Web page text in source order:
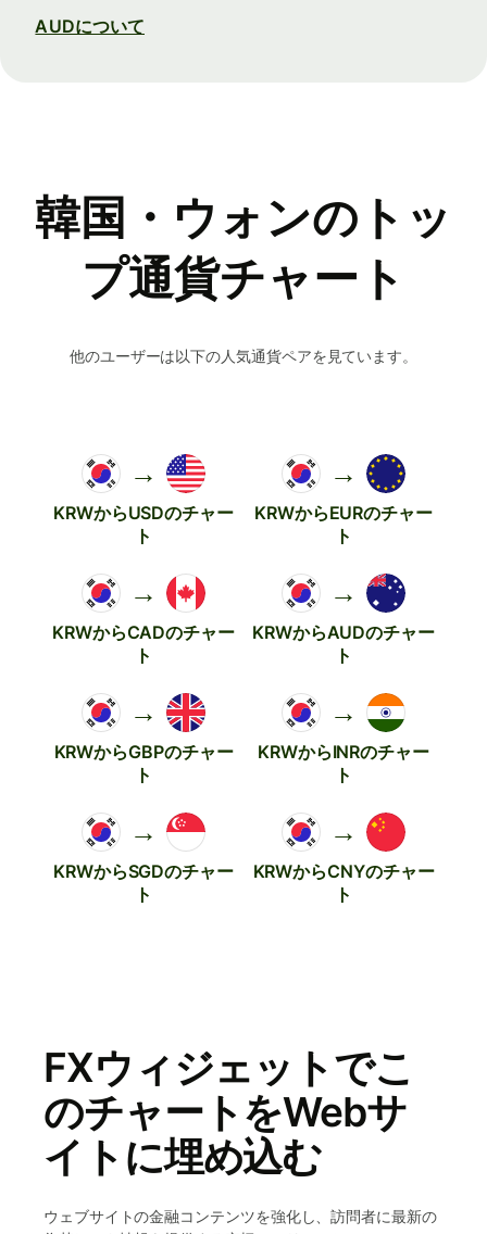
AUDについて
韓国・ウォンのトッ
プ通貨チャート
他のユーザーは以下の人気通貨ペアを見ています。
→
KRWからUSDのチャー
ト
→
KRWからEURのチャー
ト
→
KRWからCADのチャー
ト
→
KRWからAUDのチャー
ト
→
KRWからGBPのチャー
ト
→
KRWからINRのチャー
ト
→
KRWからSGDのチャー
ト
→
KRWからCNYのチャー
ト
FXウィジェットでこ
のチャートをWebサ
イトに埋め込む
ウェブサイトの金融コンテンツを強化し、訪問者に最新の